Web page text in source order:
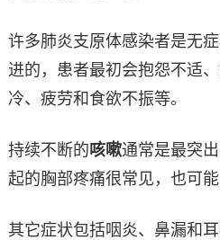
许多肺炎支原体感染者是无
进的，患者最初会抱怨不适
冷、疲劳和食欲不振等。
持续不断的咳嗽通常是最突
起的胸部疼痛很常见，也可
其它症状包括咽炎、鼻漏和